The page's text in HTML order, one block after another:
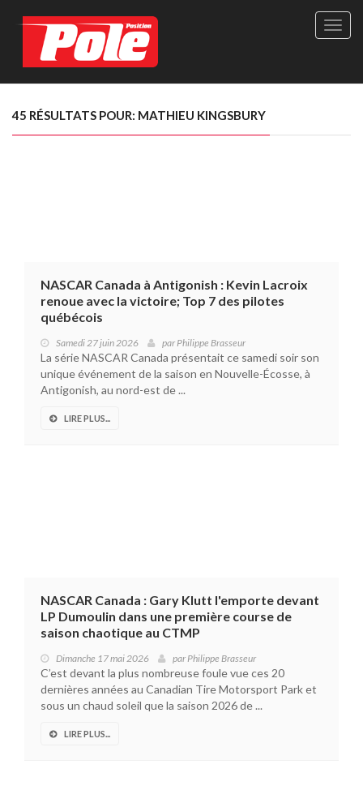
Site
Le
45 RÉSULTATS POUR: MATHIEU KINGSBURY
NASCAR Canada à Antigonish : Kevin Lacroix
renoue avec la victoire; Top 7 des pilotes
québécois
Samedi 27 juin 2026 parPhilippe Brasseur
La série NASCAR Canada présentait ce samedi soir son
unique événement de la saison en Nouvelle-Écosse, à
Antigonish, au nord-est de ...
LIRE PLUS...
NASCAR Canada : Gary Klutt l'emporte devant
LP Dumoulin dans une première course de
saison chaotique au CTMP
Dimanche 17 mai 2026 parPhilippe Brasseur
C’est devant la plus nombreuse foule vue ces 20
dernières années au Canadian Tire Motorsport Park et
sous un chaud soleil que la saison 2026 de ...
LIRE PLUS...